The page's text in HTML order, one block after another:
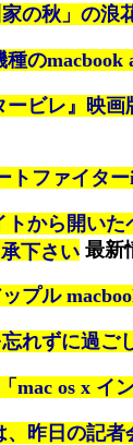
家の秋」の浪
種の
ービレ』映
トファイタ
トから開いた
下さい 最新
プル
れずに過ご
mac os x イ
、昨日の記者